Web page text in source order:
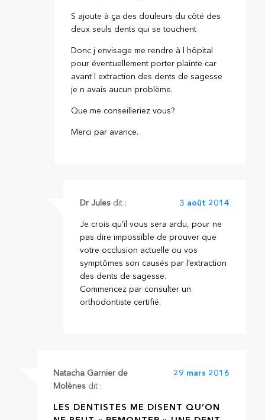
S ajoute à ça des douleurs du côté des
deux seuls dents qui se touchent
Donc j envisage me rendre à l hôpital
pour éventuellement porter plainte car
avant l extraction des dents de sagesse
je n avais aucun problème.
Que me conseilleriez vous?
Merci par avance.
Dr Jules dit : 3 août 2014
Je crois qu’il vous sera ardu, pour ne
pas dire impossible de prouver que
votre occlusion actuelle ou vos
symptômes son causés par l’extraction
des dents de sagesse.
Commencez par consulter un
orthodontiste certifié.
Natacha Garnier de
Molènes dit :
29 mars 2016
LES DENTISTES ME DISENT QU’ON